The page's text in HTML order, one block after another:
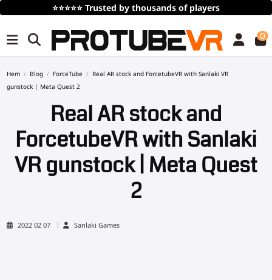
⭐⭐⭐⭐⭐ Trusted by thousands of players
0
Hem Blog ForceTube
Real AR stock and ForcetubeVR with Sanlaki VR
gunstock | Meta Quest 2
Real AR stock and
ForcetubeVR with Sanlaki
VR gunstock | Meta Quest
2
2022 02 07 Sanlaki Games